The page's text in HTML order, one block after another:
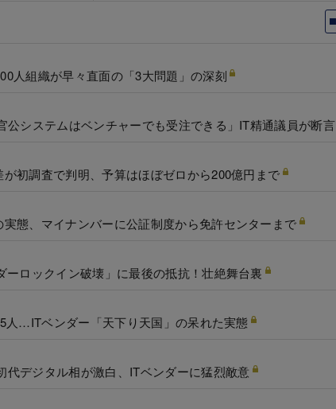
人組織が早々直面の「3大問題」の深刻
公システムはベンチャーでも受注できる」IT精通議員が断言
初調査で判明、予算はほぼゼロから200億円まで
態、マイナンバーに公証制度から免許センターまで
ロックイン破壊」に最後の抵抗！壮絶舞台裏
人…ITベンダー「天下り天国」の呆れた実態
代デジタル相が激白、ITベンダーに猛烈敵意